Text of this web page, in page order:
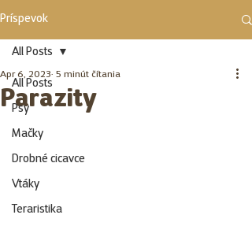
Príspevok
All Posts
Psy
Mačky
Drobné cicavce
Vtáky
Teraristika
All Posts
Parazity
Apr 6, 2023 5 minút čítania